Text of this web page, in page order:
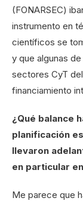
(FONARSEC)
instrumento en
científicos se
y que algunas
sectores CyT
financiamiento
¿Qué balance
planificación
llevaron
en particular
Me parece que